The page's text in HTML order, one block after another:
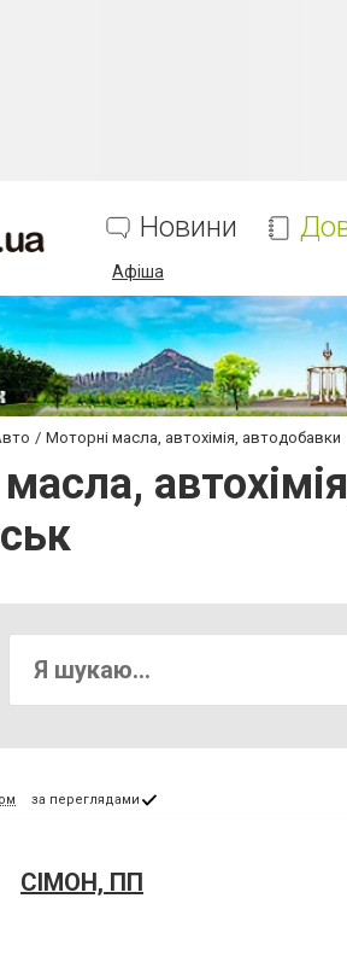
Новини
Афіша
Моторні масла, автохімія, автодобавки
за переглядами
СІМОН, ПП